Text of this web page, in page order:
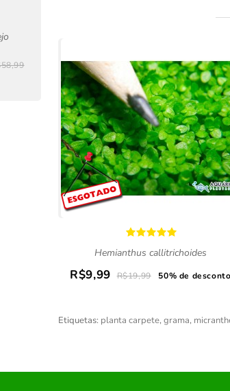
Hemianthus callitrichoides
R$9,99 R$19,99 50% de desconto
Etiquetas: planta carpete, grama,